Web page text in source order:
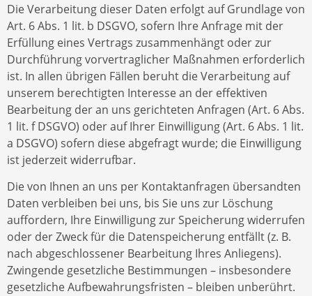
Die Verarbeitung dieser Daten erfolgt auf Grundlage von
Art. 6 Abs. 1 lit. b DSGVO, sofern Ihre Anfrage mit der
Erfüllung eines Vertrags zusammenhängt oder zur
Durchführung vorvertraglicher Maßnahmen erforderlich
ist. In allen übrigen Fällen beruht die Verarbeitung auf
unserem berechtigten Interesse an der effektiven
Bearbeitung der an uns gerichteten Anfragen (Art. 6 Abs.
1 lit. f DSGVO) oder auf Ihrer Einwilligung (Art. 6 Abs. 1 lit.
a DSGVO) sofern diese abgefragt wurde; die Einwilligung
ist jederzeit widerrufbar.
Die von Ihnen an uns per Kontaktanfragen übersandten
Daten verbleiben bei uns, bis Sie uns zur Löschung
auffordern, Ihre Einwilligung zur Speicherung widerrufen
oder der Zweck für die Datenspeicherung entfällt (z. B.
nach abgeschlossener Bearbeitung Ihres Anliegens).
Zwingende gesetzliche Bestimmungen – insbesondere
gesetzliche Aufbewahrungsfristen – bleiben unberührt.